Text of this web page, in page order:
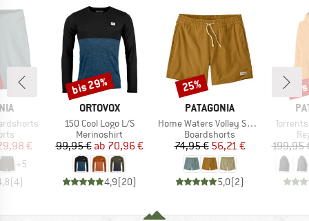
Preis
€
+5
(4)
MARKE
ORTOVOX
Artikel
150 Cool Logo L/S
Produktgruppe
Merinoshirt
Preis
99,95 € reduzierter Preis
ab 70,96 €
4,9(20)
Rabatt
bis 29%
MARKE
PATAGONIA
Artikel
Home Waters Volley Shorts 16''
Produktgruppe
Boardshorts
Preis
74,95 €reduzierter Preis
56,21 €
5,0(2)
Rabatt
25%
Artikel
199,95